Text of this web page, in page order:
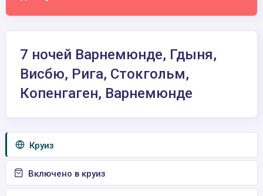
7 ночей Варнемюнде, Гдыня,
Висбю, Рига, Стокгольм,
Копенгаген, Варнемюнде
Круиз
Включено в круиз